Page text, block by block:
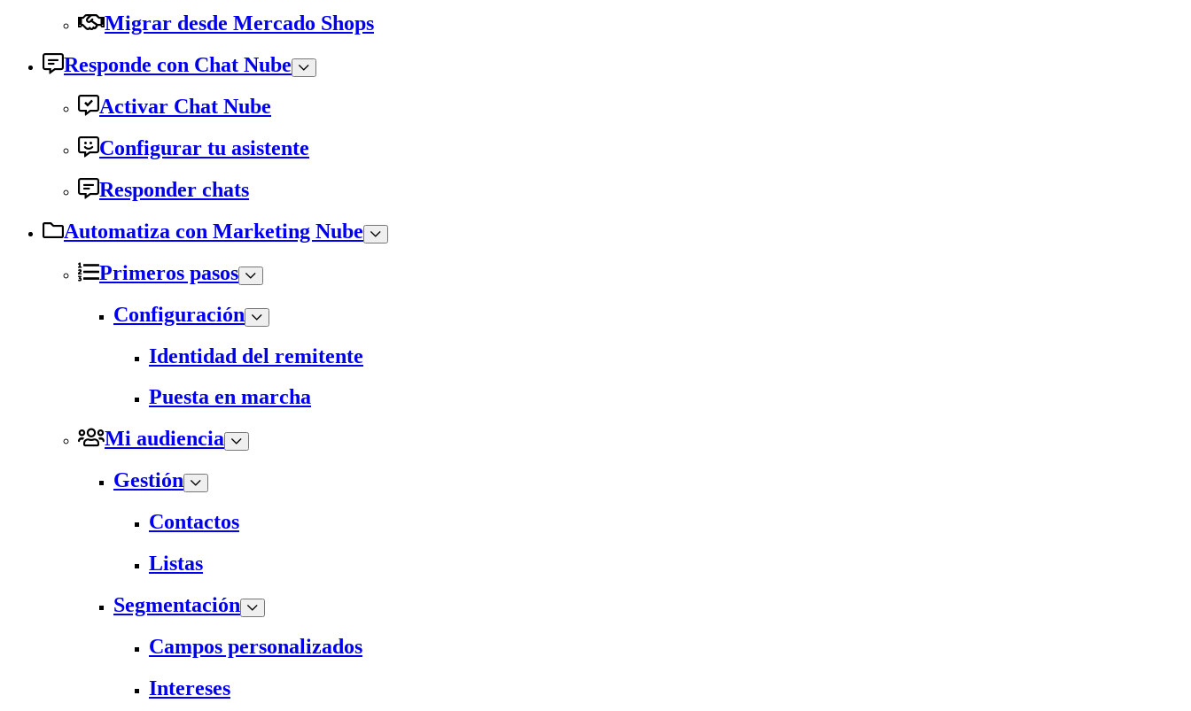
Migrar desde Mercado Shops
Responde con Chat Nube
Activar Chat Nube
Configurar tu asistente
Responder chats
Automatiza con Marketing Nube
Primeros pasos
Configuración
Identidad del remitente
Puesta en marcha
Mi audiencia
Gestión
Contactos
Listas
Segmentación
Campos personalizados
Intereses